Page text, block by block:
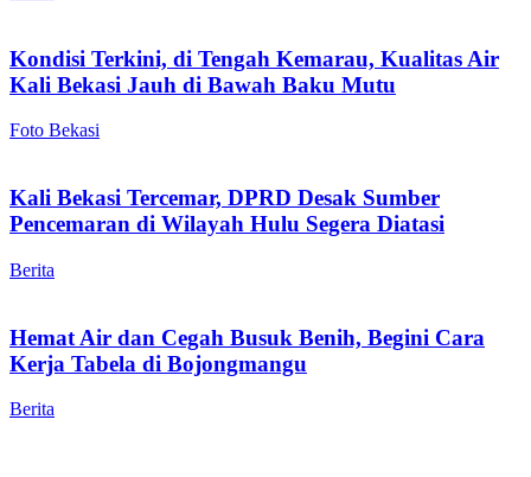
Kondisi Terkini, di Tengah Kemarau, Kualitas Air
Kali Bekasi Jauh di Bawah Baku Mutu
Foto Bekasi
Kali Bekasi Tercemar, DPRD Desak Sumber
Pencemaran di Wilayah Hulu Segera Diatasi
Berita
Hemat Air dan Cegah Busuk Benih, Begini Cara
Kerja Tabela di Bojongmangu
Berita